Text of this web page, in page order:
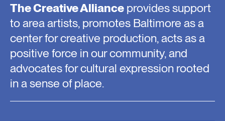
The Creative Alliance provides support
to area artists, promotes Baltimore as a
center for creative production, acts as a
positive force in our community, and
advocates for cultural expression rooted
in a sense of place.